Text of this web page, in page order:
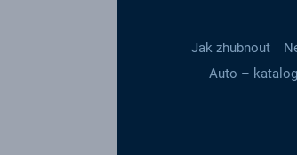
Jak zhubnout
Auto – katalog